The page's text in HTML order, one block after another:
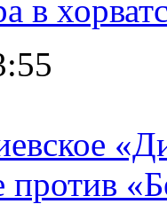
в
против